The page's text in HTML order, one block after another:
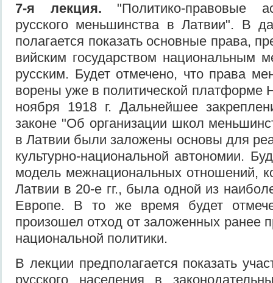
7-я лекция. "Политико-правовые
русского меньшинства в Латвии". В
полагается показать основные права,
вийским государством национальным
русским. Будет отмечено, что права
ворены уже в политической платформе
ноября 1918 г. Дальнейшее
законе "Об организации школ
в Латвии были заложены основы для
культурно-национальной автономии.
модель межнациональных отношений,
Латвии в 20-е гг., была одной из
Европе. В то же время будет
произошел отход от заложенных ранее
национальной политики.
В лекции предполагается показать
русского населения в